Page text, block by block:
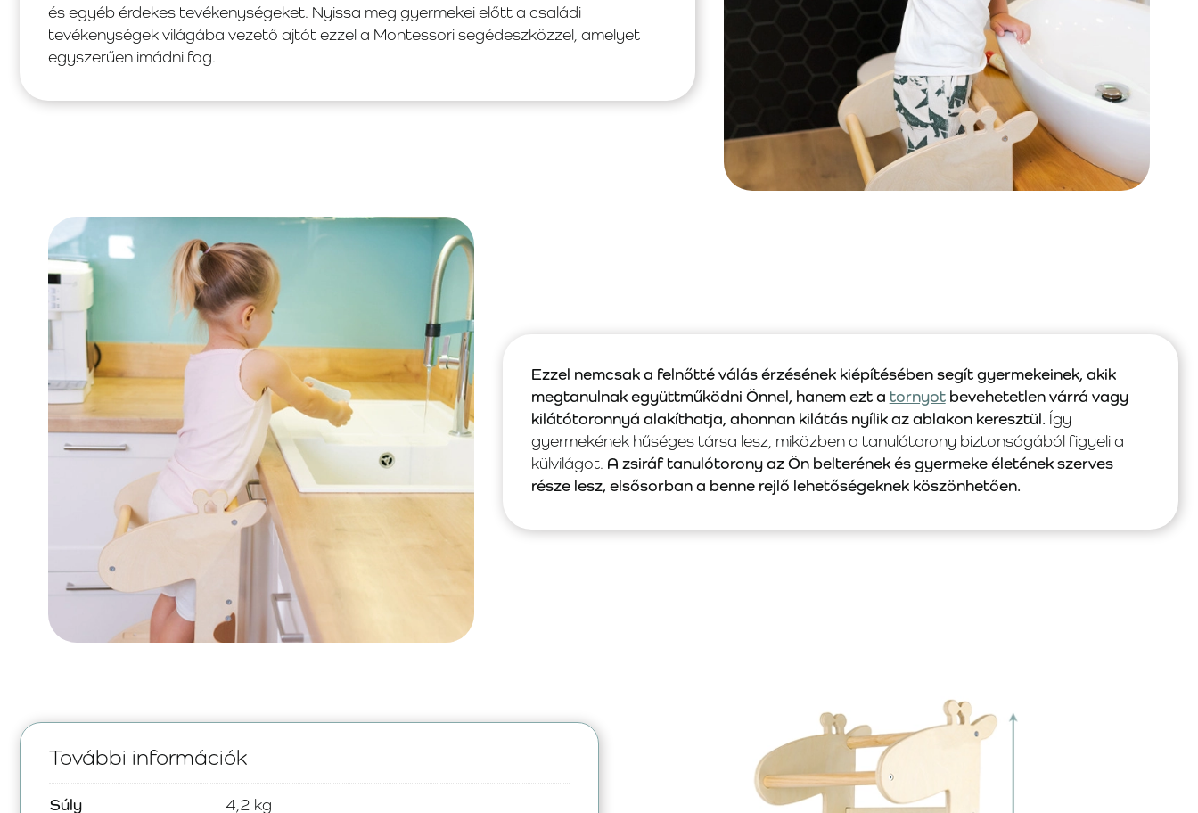
és egyéb érdekes tevékenységeket. Nyissa meg gyermekei előtt a családi
tevékenységek világába vezető ajtót ezzel a Montessori segédeszközzel, amelyet
egyszerűen imádni fog.
Ezzel nemcsak a felnőtté válás érzésének kiépítésében segít gyermekeinek, akik
megtanulnak együttműködni Önnel, hanem ezt a tornyotbevehetetlen várrá vagy
kilátótoronnyá alakíthatja, ahonnan kilátás nyílik az ablakon keresztül. Így
gyermekének hűséges társa lesz, miközben a tanulótorony biztonságából figyeli a
külvilágot. A zsiráf tanulótorony az Ön belterének és gyermeke életének szerves
része lesz, elsősorban a benne rejlő lehetőségeknek köszönhetően.
További információk
Súly 4,2 kg